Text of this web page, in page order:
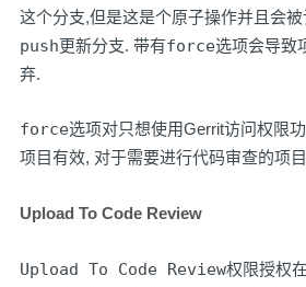
这个分支,但是这是个原子操作并且会
push更新分支. 带有force选项会导致
弃.
force选项对只想使用Gerrit访问权限
项目有效, 对于需要进行代码审查的项
Upload To Code Review
Upload To Code Review权限授权在